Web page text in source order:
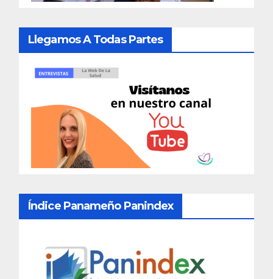
Llegamos A Todas Partes
Índice Panameño Panindex